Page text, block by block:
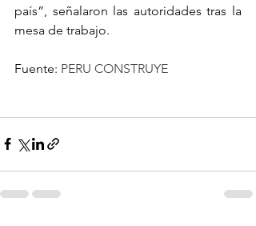
país”, señalaron las autoridades tras la
mesa de trabajo.
Fuente: PERU CONSTRUYE